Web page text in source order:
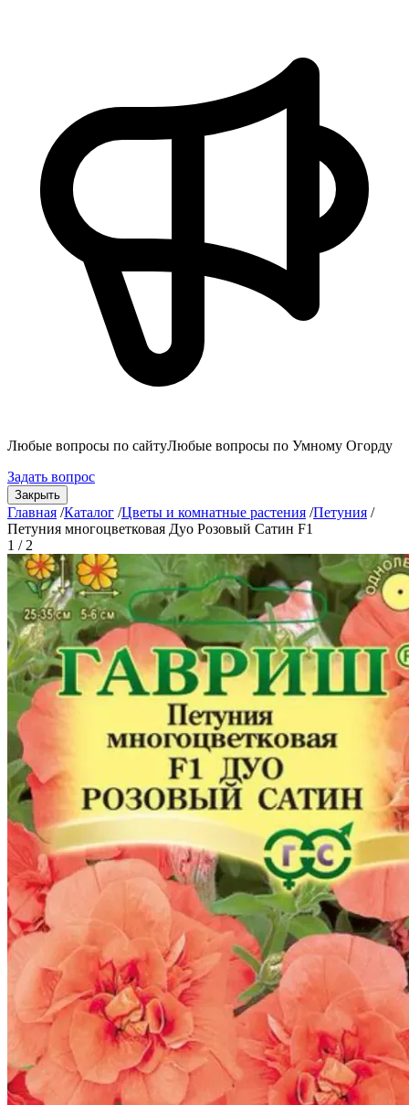
Любые вопросы по сайтуЛюбые вопросы по Умному Огорду
Задать вопрос
Закрыть
Главная /Каталог /Цветы и комнатные растения /Петуния /
Петуния многоцветковая Дуо Розовый Сатин F1
1 / 2